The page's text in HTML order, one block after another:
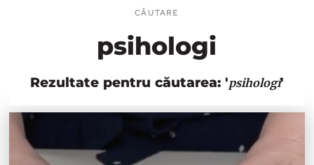
CĂUTARE
psihologi
Rezultate pentru căutarea: 'psihologi'